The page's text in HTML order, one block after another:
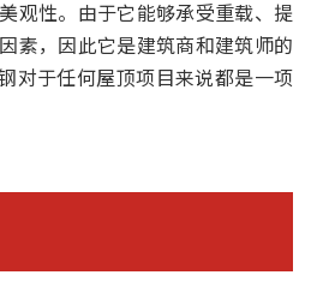
观性。由于它能够承受重载、提
素，因此它是建筑商和建筑师的
对于任何屋顶项目来说都是一项